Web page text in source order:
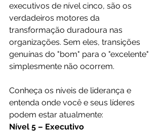
executivos de nível cinco, são os
verdadeiros motores da
transformação duradoura nas
organizações. Sem eles, transições
genuínas do "bom" para o "excelente"
simplesmente não ocorrem.
Conheça os níveis de liderança e
entenda onde você e seus líderes
podem estar atualmente:
Nível 5 – Executivo